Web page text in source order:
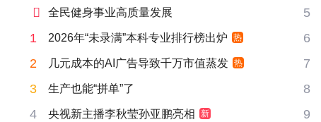
 全民健身事业高质量发展 5
1 2026年“未录满”本科专业排行榜出炉 热 6
2 几元成本的AI广告导致千万市值蒸发 热 7
3 生产也能“拼单”了 8
4 央视新主播李秋莹孙亚鹏亮相 新 9